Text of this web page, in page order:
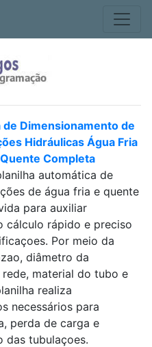
de Dimensionamento de
Hidráulicas Água Fria
Completa
automática de
de água fria e quente
para auxiliar
cálculo rápido e preciso
Por meio da
diâmetro da
material do tubo e
realiza
necessários para
perda de carga e
das tubulaçoes.